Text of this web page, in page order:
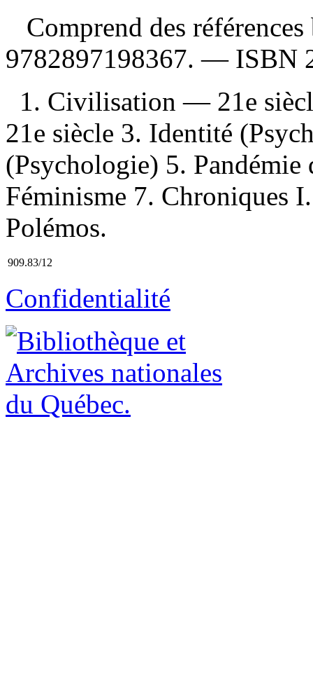
Comprend des
9782897198367. — ISBN
1. Civilisation — 21e
21e siècle 3. Identité
(Psychologie) 5.
Féminisme 7.
Polémos.
909.83/12
Confidentialité